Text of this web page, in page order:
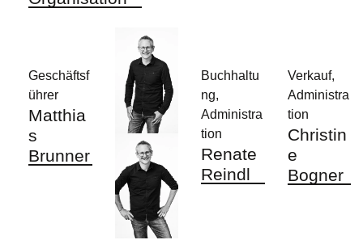
Geschäftsf
ührer
Matthia
s
Brunner
Buchhaltu
ng,
Administra
tion
Renate
Reindl
Verkauf,
Administra
tion
Christin
e
Bogner